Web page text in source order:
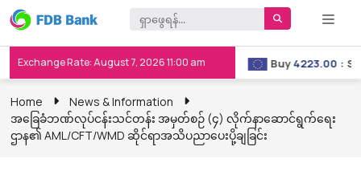
Exchange Rate: August 7, 2026 11:00 am
Buy3658.00 : Sell3667.00 Buy4223.00 : Sell
Home
News & Information
အခြေခံဘဏ်လုပ်ငန်းသင်တန်း အမှတ်စဉ် (၄) လိုက်နာဆောင်ရွက်ရေး
ဌာန၏ AML/CFT/WMD ဆိုင်ရာအသိပညာပေးပို့ချခြင်း